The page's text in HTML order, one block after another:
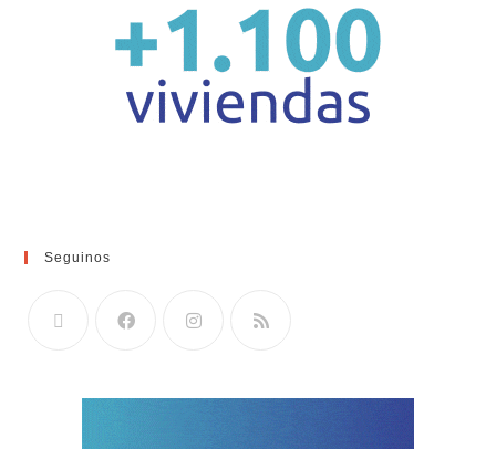
Seguinos